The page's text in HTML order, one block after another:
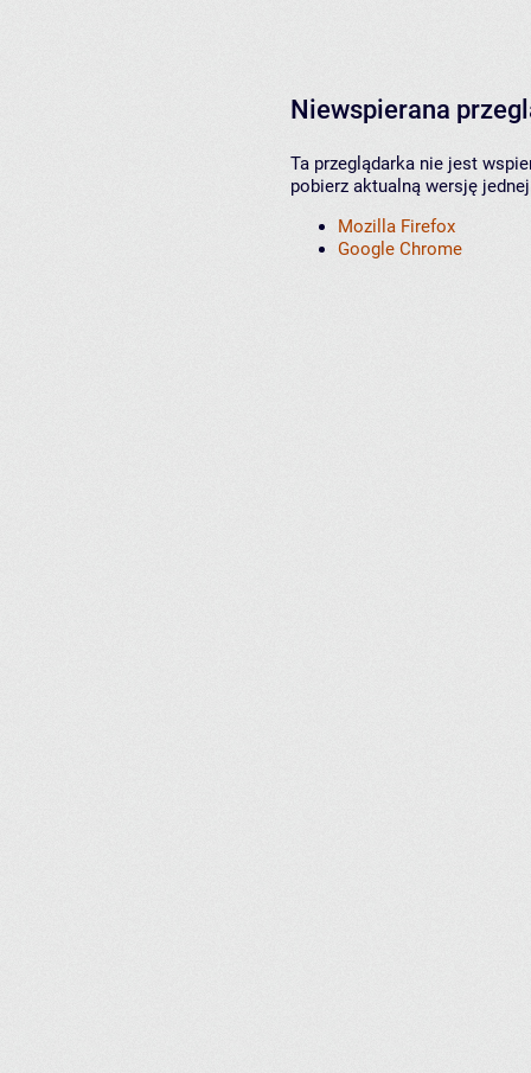
Niewspierana
Ta przeglądarka nie jest
pobierz aktualną wersję
Mozilla Firefox
Google Chrome